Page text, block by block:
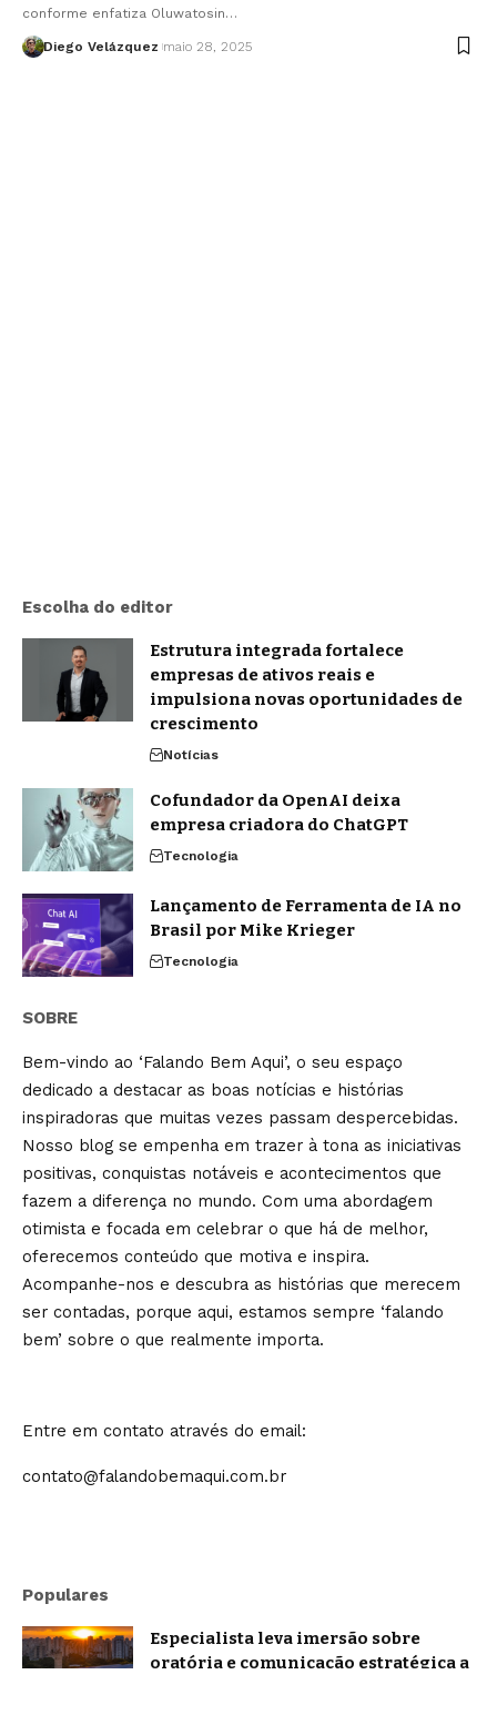
conforme enfatiza Oluwatosin…
Diego Velázquez maio 28, 2025
Escolha do editor
Estrutura integrada fortalece
empresas de ativos reais e
impulsiona novas oportunidades de
crescimento
Notícias
Cofundador da OpenAI deixa
empresa criadora do ChatGPT
Tecnologia
Lançamento de Ferramenta de IA no
Brasil por Mike Krieger
Tecnologia
SOBRE
Bem-vindo ao ‘Falando Bem Aqui’, o seu espaço
dedicado a destacar as boas notícias e histórias
inspiradoras que muitas vezes passam despercebidas.
Nosso blog se empenha em trazer à tona as iniciativas
positivas, conquistas notáveis e acontecimentos que
fazem a diferença no mundo. Com uma abordagem
otimista e focada em celebrar o que há de melhor,
oferecemos conteúdo que motiva e inspira.
Acompanhe-nos e descubra as histórias que merecem
ser contadas, porque aqui, estamos sempre ‘falando
bem’ sobre o que realmente importa.
Entre em contato através do email:
contato@falandobemaqui.com.br
Populares
Especialista leva imersão sobre
oratória e comunicação estratégica a